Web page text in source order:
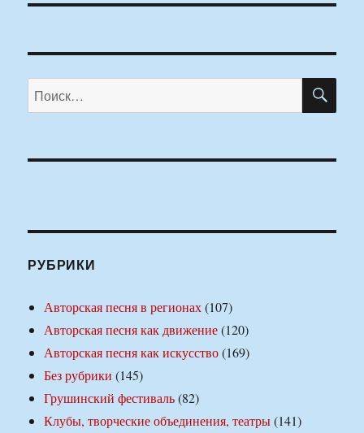
Искать:
РУБРИКИ
Авторская песня в регионах(107)
Авторская песня как движение(120)
Авторская песня как искусство(169)
Без рубрики (145)
Грушинский фестиваль(82)
Клубы, творческие объединения, театры(141)